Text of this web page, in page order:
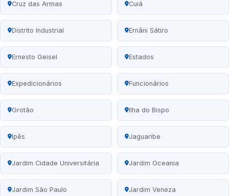
Cruz das Armas Cuiá
Distrito Industrial Ernâni Sátiro
Ernesto Geisel Estados
Expedicionários Funcionários
Grotão Ilha do Bispo
Ipês Jaguaribe
Jardim Cidade Universitária Jardim Oceania
Jardim São Paulo Jardim Veneza